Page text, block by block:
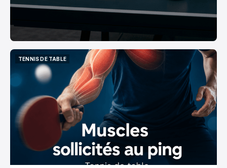
TENNIS DE TABLE
TENNIS DE TABLE